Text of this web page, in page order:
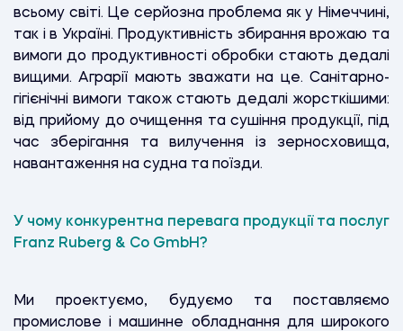
всьому світі. Це серйозна проблема як у Німеччині,
так і в Україні. Продуктивність збирання врожаю та
вимоги до продуктивності обробки стають дедалі
вищими. Аграрії мають зважати на це. Санітарно-
гігієнічні вимоги також стають дедалі жорсткішими:
від прийому до очищення та сушіння продукції, під
час зберігання та вилучення із зерносховища,
навантаження на судна та поїзди.
У чому конкурентна перевага продукції та послуг
Franz Ruberg & Co GmbH?
Ми проектуємо, будуємо та поставляємо
промислове і машинне обладнання для широкого